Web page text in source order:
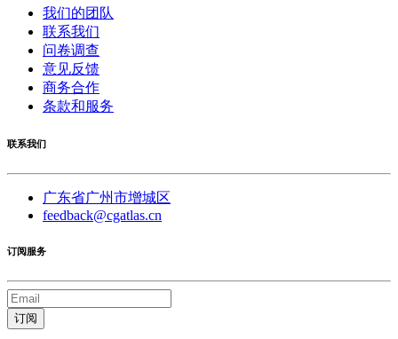
我们的团队
联系我们
问卷调查
意见反馈
商务合作
条款和服务
联系我们
广东省广州市增城区
feedback@cgatlas.cn
订阅服务
订阅